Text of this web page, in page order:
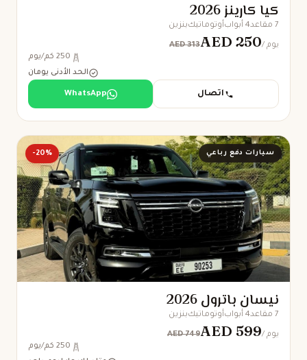
كيا كارينز 2026
7 مقاعد 4 أبواب أوتوماتيكبنزين
AED 313AED 250 / يوم
250 كم/يوم
الحد الأدنى يومان
اتصال WhatsApp
سيارات دفع رباعي -20%
نيسان باترول 2026
7 مقاعد 4 أبواب أوتوماتيكبنزين
AED 749AED 599 / يوم
250 كم/يوم